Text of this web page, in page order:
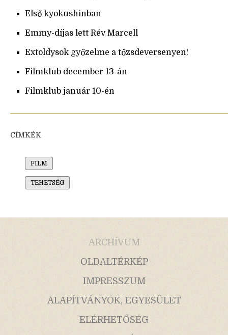
Első kyokushinban
Emmy-díjas lett Rév Marcell
Extoldysok győzelme a tőzsdeversenyen!
Filmklub december 13-án
Filmklub január 10-én
CÍMKÉK
FILM
TEHETSÉG
ARCHÍVUM
OLDALTÉRKÉP
IMPRESSZUM
ALAPÍTVÁNYOK, EGYESÜLET
ELÉRHETŐSÉG